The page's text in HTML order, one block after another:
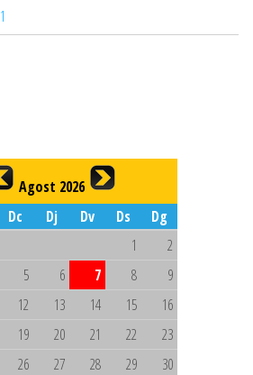
Agost 2026
Dc Dj Dv Ds
Dg
1
2
5 6 7 8
9
12 13 14 15
16
19 20 21 22
23
26 27 28 29
30